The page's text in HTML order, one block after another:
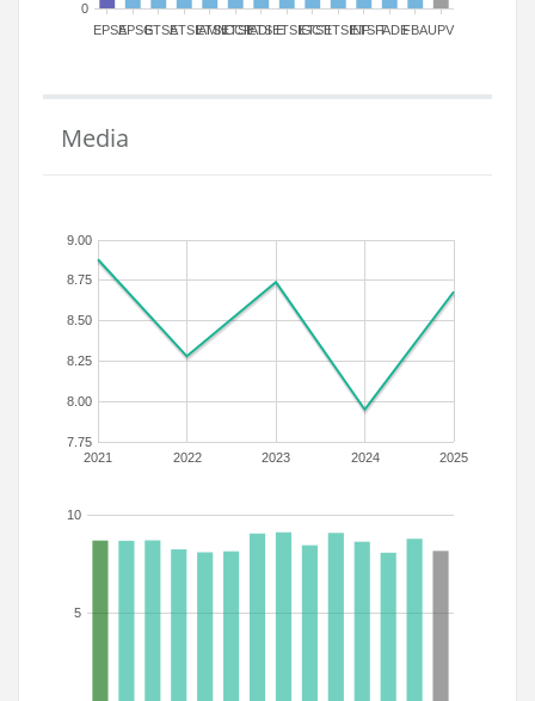
EPSAEPSGETSAETSIAMN
ETSICCP
ETSIADI
ETSIEETSIGCT
ETSIIETSINFETSITFADEFBAUPV
0
Media
2021 2022 2023 2024 2025
7.75
8.00
8.25
8.50
8.75
9.00
5
10